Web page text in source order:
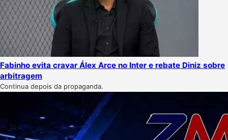
Fabinho evita cravar Álex Arce no Inter e rebate Diniz sobre
arbitragem
Continua depois da propaganda.